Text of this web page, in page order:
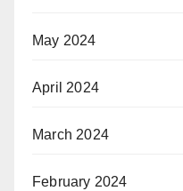
May 2024
April 2024
March 2024
February 2024